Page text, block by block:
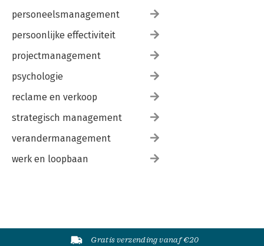
personeelsmanagement
persoonlijke effectiviteit
projectmanagement
psychologie
reclame en verkoop
strategisch management
verandermanagement
werk en loopbaan
Gratis verzending vanaf €20